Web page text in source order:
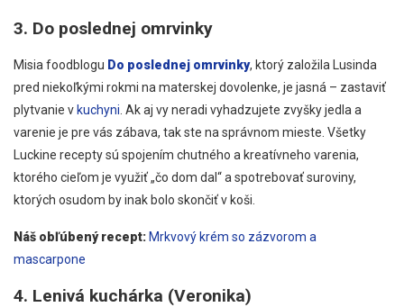
3. Do poslednej omrvinky
Misia foodblogu Do poslednej omrvinky, ktorý založila Lusinda
pred niekoľkými rokmi na materskej dovolenke, je jasná – zastaviť
plytvanie v kuchyni. Ak aj vy neradi vyhadzujete zvyšky jedla a
varenie je pre vás zábava, tak ste na správnom mieste. Všetky
Luckine recepty sú spojením chutného a kreatívneho varenia,
ktorého cieľom je využiť „čo dom dal“ a spotrebovať suroviny,
ktorých osudom by inak bolo skončiť v koši.
Náš obľúbený recept:Mrkvový krém so zázvorom a
mascarpone
4. Lenivá kuchárka (Veronika)